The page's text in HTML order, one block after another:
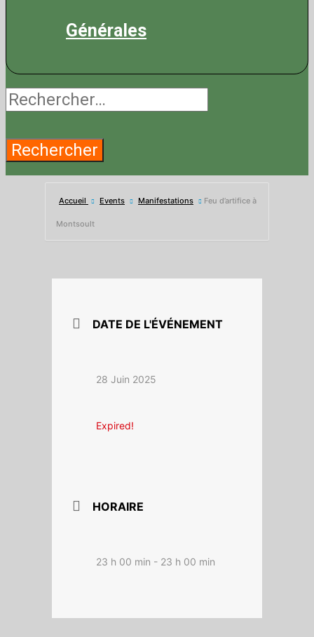
Générales
Rechercher :
Accueil Events Manifestations Feu d’artifice à
Montsoult
DATE DE L'ÉVÉNEMENT
28 Juin 2025
Expired!
HORAIRE
23 h 00 min - 23 h 00 min